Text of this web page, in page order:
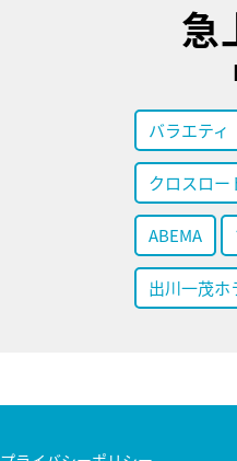
急
バラエティ
クロスロー
ABEMA
出川一茂